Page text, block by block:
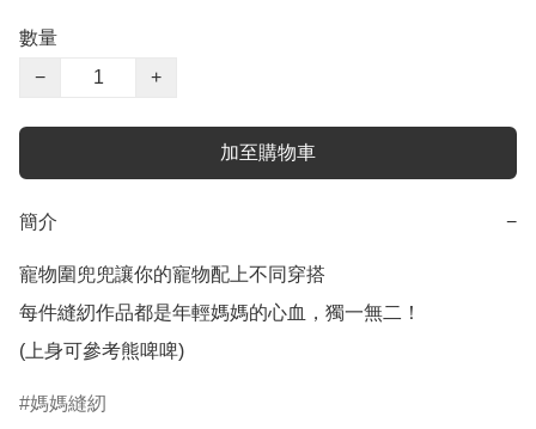
數量
−
+
加至購物車
簡介 −
寵物圍兜兜讓你的寵物配上不同穿搭
每件縫紉作品都是年輕媽媽的心血，獨一無二！
(上身可參考熊啤啤)
媽媽縫紉